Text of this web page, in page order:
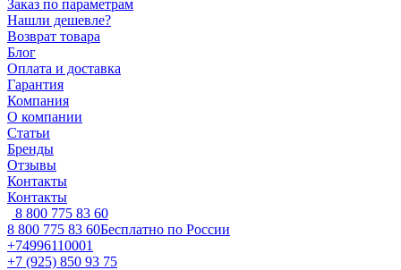
Заказ по параметрам
Нашли дешевле?
Возврат товара
Блог
Оплата и доставка
Гарантия
Компания
О компании
Статьи
Бренды
Отзывы
Контакты
Контакты
8 800 775 83 60
8 800 775 83 60Бесплатно по России
+74996110001
+7 (925) 850 93 75